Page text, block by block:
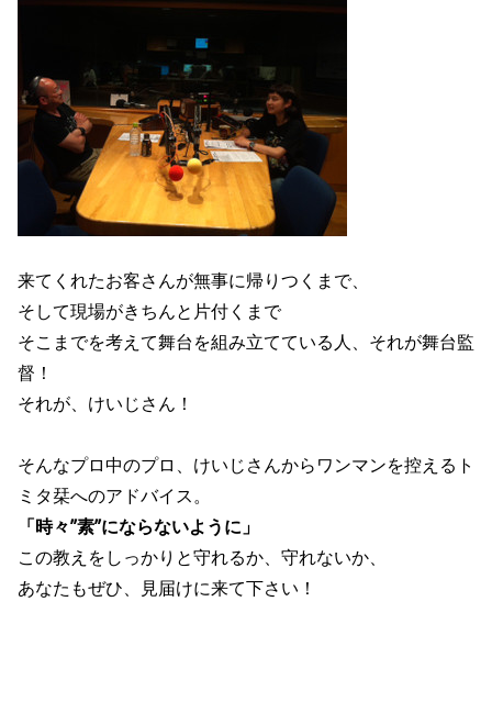
来てくれたお客さんが無事に帰りつくまで、
そして現場がきちんと片付くまで
そこまでを考えて舞台を組み立てている人、それが舞台監
督！
それが、けいじさん！
そんなプロ中のプロ、けいじさんからワンマンを控えるト
ミタ栞へのアドバイス。
「時々”素”にならないように」
この教えをしっかりと守れるか、守れないか、
あなたもぜひ、見届けに来て下さい！